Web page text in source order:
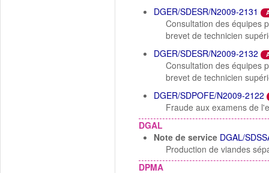
DGER/SDESR/N2009-2131
Consultation des équipes
brevet de technicien
DGER/SDESR/N2009-2132
Consultation des équipes
brevet de technicien
DGER/SDPOFE/N2009-2122
Fraude aux examens de
DGAL
Note de service DGAL/
Production de viandes
DPMA